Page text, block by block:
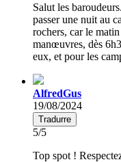
Salut les
passer une nuit au
rochers, car le
manœuvres, dès
eux, et pour les
AlfredGus
19/08/2024
Tradurre
5/5
Top spot !